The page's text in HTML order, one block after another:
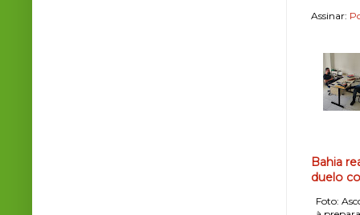
Assinar:
Bahia
duelo
Foto: